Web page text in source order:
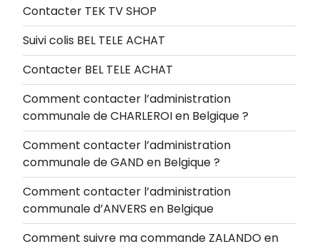
Contacter TEK TV SHOP
Suivi colis BEL TELE ACHAT
Contacter BEL TELE ACHAT
Comment contacter l’administration
communale de CHARLEROI en Belgique ?
Comment contacter l’administration
communale de GAND en Belgique ?
Comment contacter l’administration
communale d’ANVERS en Belgique
Comment suivre ma commande ZALANDO en